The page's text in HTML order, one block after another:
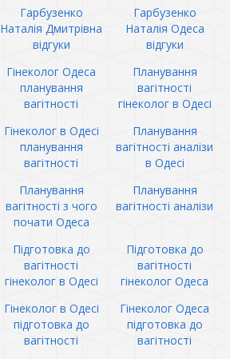
Гарбузенко
Наталія Дмитрівна
відгуки
Гарбузенко
Наталія Одеса
відгуки
Гінеколог Одеса
планування
вагітності
Планування
вагітності
гінеколог в Одесі
Гінеколог в Одесі
планування
вагітності
Планування
вагітності аналізи
в Одесі
Планування
вагітності з чого
почати Одеса
Планування
вагітності аналізи
Підготовка до
вагітності
гінеколог в Одесі
Підготовка до
вагітності
гінеколог Одеса
Гінеколог в Одесі
підготовка до
вагітності
Гінеколог Одеса
підготовка до
вагітності